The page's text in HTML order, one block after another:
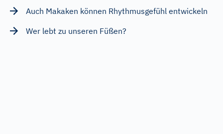
Auch Makaken können Rhythmusgefühl entwickeln
Wer lebt zu unseren Füßen?